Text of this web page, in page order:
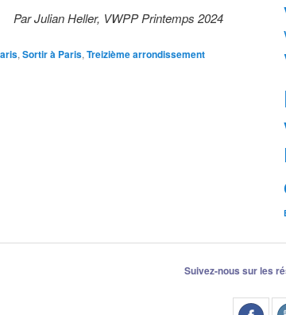
Par Julian Heller, VWPP Printemps 2024
,Sortir à Paris,Treizième arrondissement
Suivez-nous sur les